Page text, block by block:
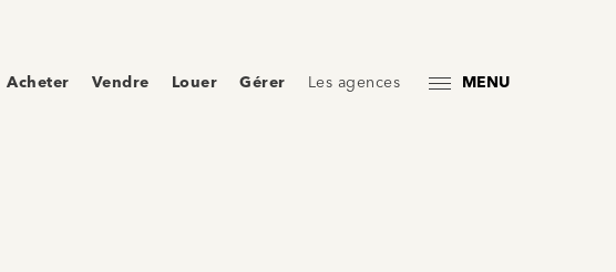
Acheter Vendre Louer Gérer Les agences MENU